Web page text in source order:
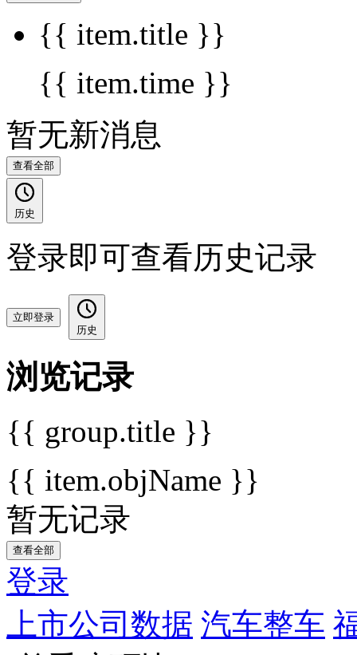
{{ item.title }}
{{ item.time }}
暂无新消息
查看全部
历史
登录即可查看历史记录
立即登录
历史
浏览记录
{{ group.title }}
{{ item.objName }}
暂无记录
查看全部
登录
上市公司数据 汽车整车